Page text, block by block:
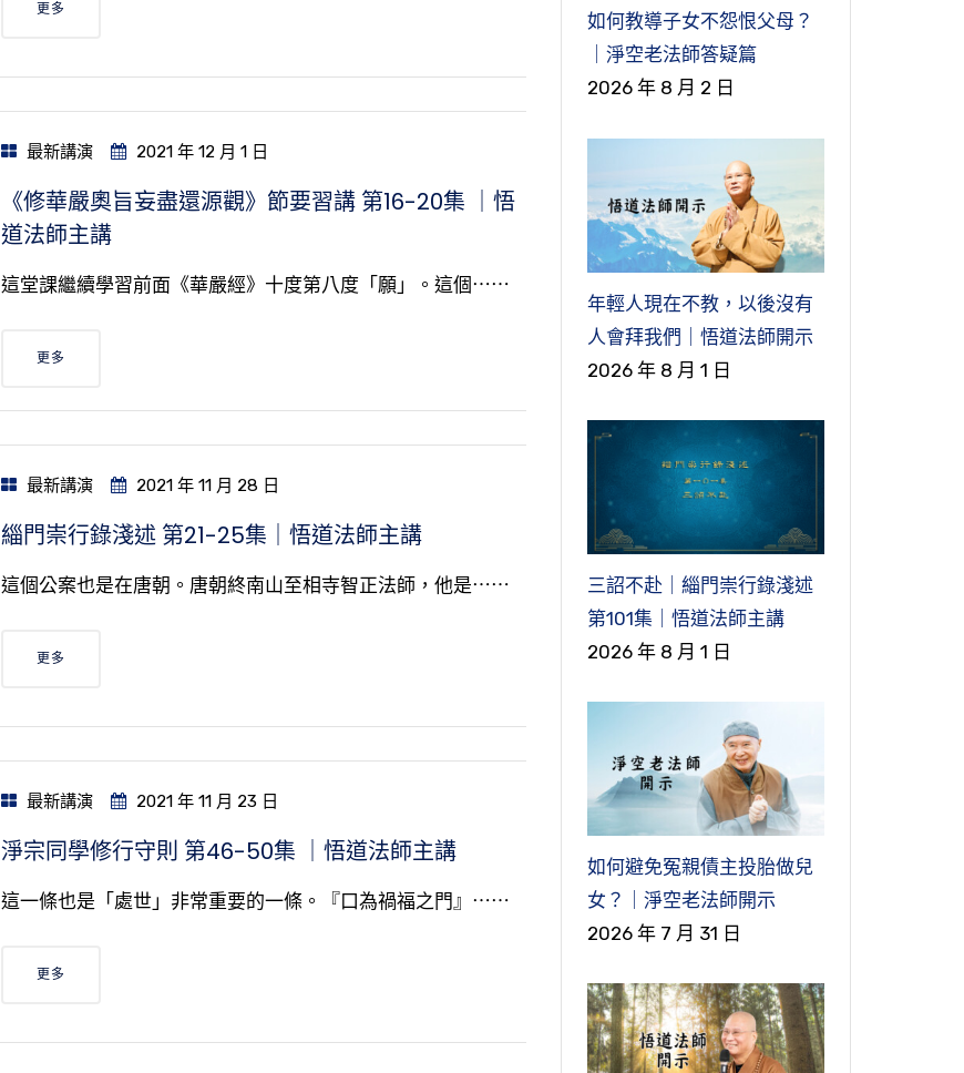
更多
最新講演 2021 年 12 月 1 日
《修華嚴奧旨妄盡還源觀》節要習講 第16-20集 ｜悟
道法師主講
這堂課繼續學習前面《華嚴經》十度第八度「願」。這個⋯⋯
更多
最新講演 2021 年 11 月 28 日
緇門崇行錄淺述 第21-25集｜悟道法師主講
這個公案也是在唐朝。唐朝終南山至相寺智正法師，他是⋯⋯
更多
最新講演 2021 年 11 月 23 日
淨宗同學修行守則 第46-50集 ｜悟道法師主講
這一條也是「處世」非常重要的一條。『口為禍福之門』⋯⋯
更多
如何教導子女不怨恨父母？
｜淨空老法師答疑篇
2026 年 8 月 2 日
年輕人現在不教，以後沒有
人會拜我們｜悟道法師開示
2026 年 8 月 1 日
三詔不赴｜緇門崇行錄淺述
第101集｜悟道法師主講
2026 年 8 月 1 日
如何避免冤親債主投胎做兒
女？｜淨空老法師開示
2026 年 7 月 31 日